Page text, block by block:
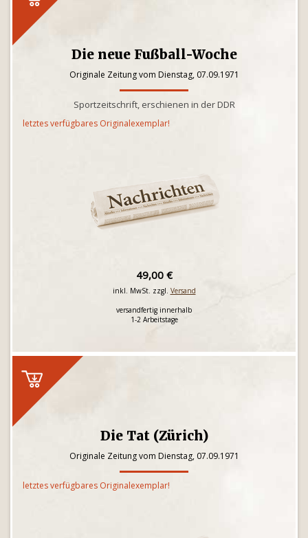
Die neue Fußball-Woche
Originale Zeitung vom Dienstag, 07.09.1971
Sportzeitschrift, erschienen in der DDR
letztes verfügbares Originalexemplar!
49,00 €
inkl. MwSt. zzgl. Versand
versandfertig innerhalb
1-2 Arbeitstage
Die Tat (Zürich)
Originale Zeitung vom Dienstag, 07.09.1971
letztes verfügbares Originalexemplar!